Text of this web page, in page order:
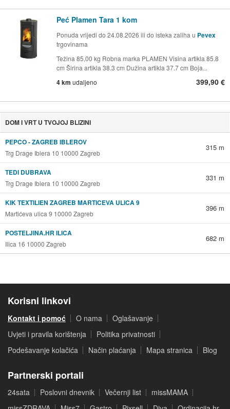
Peć Plamen Tara 1 kom
Ponuda vrijedi do 24.08.2026 ili do isteka zaliha u Pevex
trgovinama
Težina 85,00 kg Robna marka PLAMEN Visina artikla 85.8
cm Širina artikla 38.3 cm Dužina artikla 37.7 cm Boja...
4 km udaljeno 399,90 €
DOM I VRT U TVOJOJ BLIZINI
PEPCO - ZAGREB IBLEROV
Trg Drage Iblera 10 10000 Zagreb
315 m
TEDI DUBRAVA
Trg Drage Iblera 10 10000 Zagreb
331 m
KIK TEXTILIEN ZAGREB MARTICEVA ULICA 9
Martićeva ulica 9 10000 Zagreb
396 m
POSTELJINA.HR ILICA
Ilica 16 10000 Zagreb
682 m
Korisni linkovi
Kontakt i pomoć O nama
Oglašavanje
Uvjeti i pravila korištenja
Politika privatnosti
Podešavanje kolačića
Način plaćanja Mapa stranica Blog
Partnerski portali
24sata Poslovni dnevnik Večernji list
missMAMA